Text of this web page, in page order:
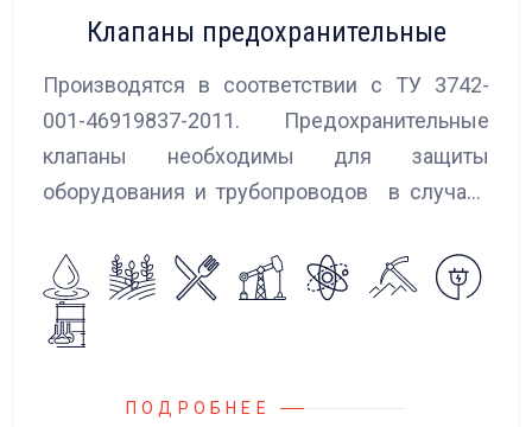
Клапаны предохранительные
Производятся в соответствии с ТУ 3742-
001-46919837-2011. Предохранительные
клапаны необходимы для защиты
оборудования и трубопроводов в случаях
сброса среды в систему низкого давления.
ПОДРОБНЕЕ